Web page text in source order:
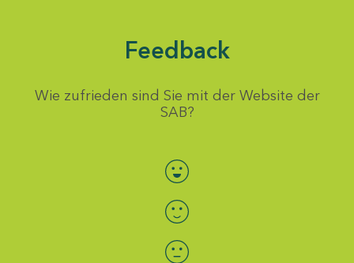
Feedback
Wie zufrieden sind Sie mit der Website der
SAB?
Bewertung auswählen